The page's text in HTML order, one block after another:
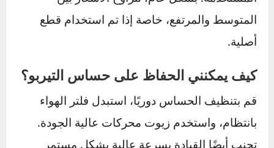
التسارع.
هل يؤثر حساس التيربو على استهلاك
الوقود؟
نعم، إذا كان حساس التيربو تالفًا، فقد يؤدي إلى
قراءة غير دقيقة لضغط الهواء، مما يدفع وحدة
التحكم لضخ وقود أكثر من اللازم، وبالتالي زيادة